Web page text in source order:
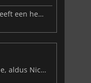
The Elder Scrolls Online - Blackwood heeft een heel duistere oorsprong
The Elder Scrolls Online is een blijvertje, aldus Nick Giacomini